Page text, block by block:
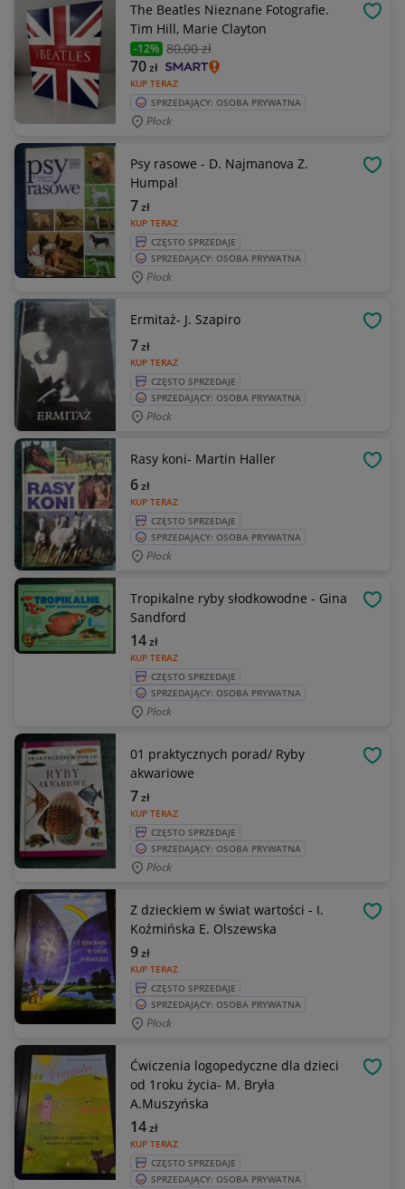
The Beatles Nieznane Fotografie.
Tim Hill, Marie Clayton
-12% 80,00 zł
KUP TERAZ
70zł
SPRZEDAJĄCY: OSOBA PRYWATNA
Płock
Psy rasowe - D. Najmanova Z.
Humpal
KUP TERAZ
7zł
CZĘSTO SPRZEDAJE
SPRZEDAJĄCY: OSOBA PRYWATNA
Płock
Ermitaż- J. Szapiro
KUP TERAZ
7zł
CZĘSTO SPRZEDAJE
SPRZEDAJĄCY: OSOBA PRYWATNA
Płock
Rasy koni- Martin Haller
KUP TERAZ
6zł
CZĘSTO SPRZEDAJE
SPRZEDAJĄCY: OSOBA PRYWATNA
Płock
Tropikalne ryby słodkowodne - Gina
Sandford
KUP TERAZ
14zł
CZĘSTO SPRZEDAJE
SPRZEDAJĄCY: OSOBA PRYWATNA
Płock
01 praktycznych porad/ Ryby
akwariowe
KUP TERAZ
7zł
CZĘSTO SPRZEDAJE
SPRZEDAJĄCY: OSOBA PRYWATNA
Płock
Z dzieckiem w świat wartości - I.
Koźmińska E. Olszewska
KUP TERAZ
9zł
CZĘSTO SPRZEDAJE
SPRZEDAJĄCY: OSOBA PRYWATNA
Płock
Ćwiczenia logopedyczne dla dzieci
od 1roku życia- M. Bryła
A.Muszyńska
KUP TERAZ
14zł
CZĘSTO SPRZEDAJE
SPRZEDAJĄCY: OSOBA PRYWATNA